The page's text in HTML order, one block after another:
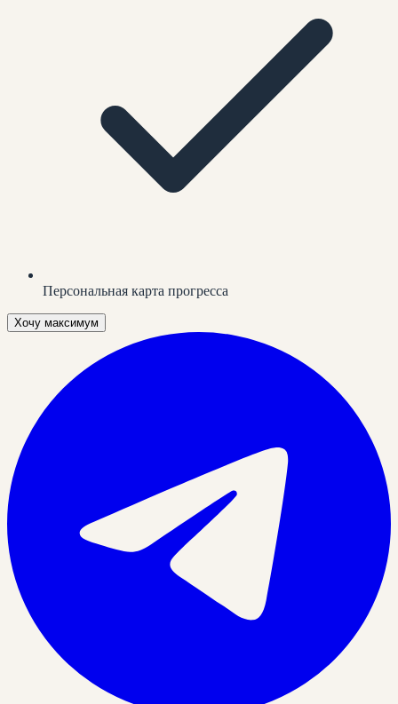
Персональная карта прогресса
Хочу максимум